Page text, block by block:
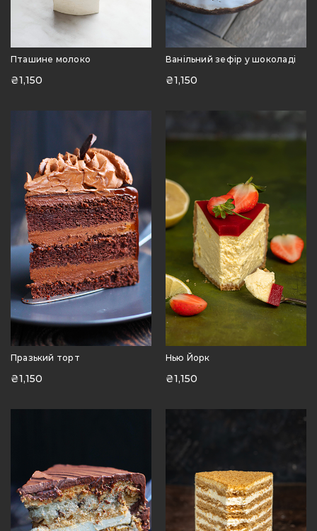
Пташине молоко
₴1,150
Ванільний зефір у шоколаді
₴1,150
Празький торт
₴1,150
Нью Йорк
₴1,150